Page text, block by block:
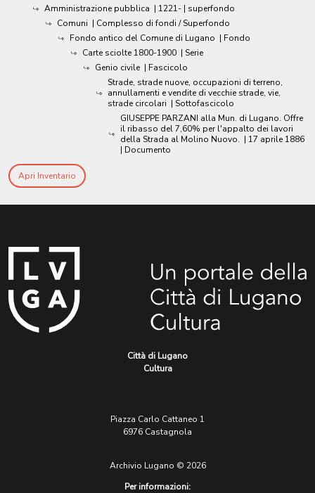
Amministrazione pubblica | 1221- | superfondo
Comuni | Complesso di fondi / Superfondo
Fondo antico del Comune di Lugano | Fondo
Carte sciolte 1800-1900 | Serie
Genio civile | Fascicolo
Strade, strade nuove, occupazioni di terreno,
annullamenti e vendite di vecchie strade, vie,
strade circolari | Sottofascicolo
GIUSEPPE PARZANI alla Mun. di Lugano. Offre
il ribasso del 7,60% per l'appalto dei lavori
della Strada al Molino Nuovo. | 17 aprile 1886
| Documento
Apri Inventario
Città di Lugano
Cultura
Piazza Carlo Cattaneo 1
6976 Castagnola
Archivio Lugano © 2026
Per informazioni: